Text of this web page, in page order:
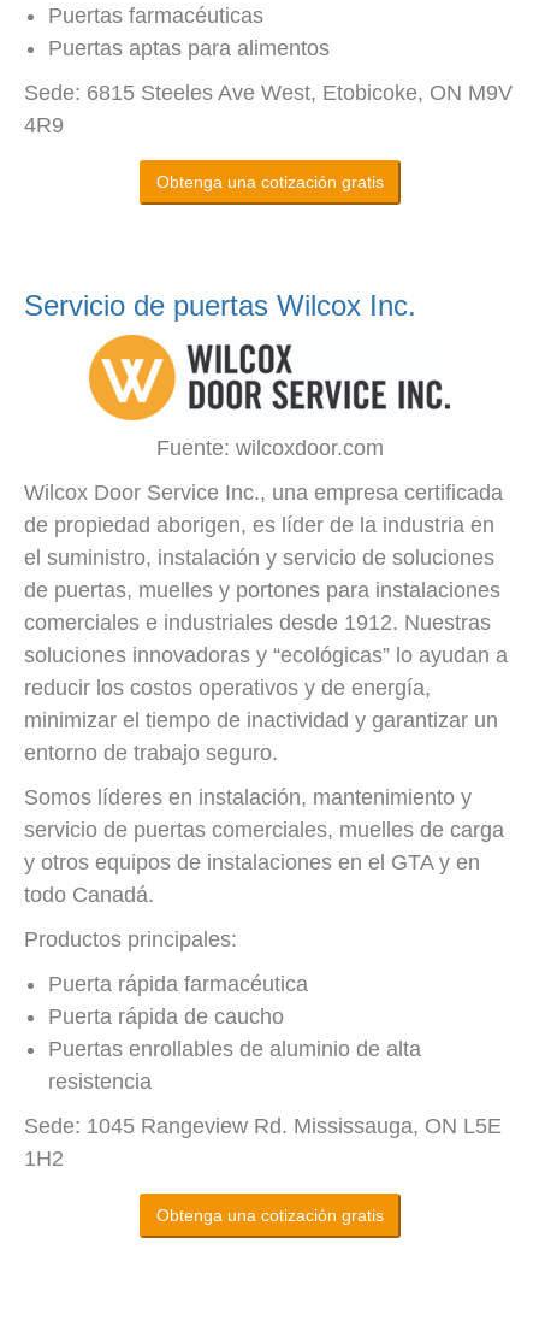
Puertas farmacéuticas
Puertas aptas para alimentos
Sede: 6815 Steeles Ave West, Etobicoke, ON M9V
4R9
Obtenga una cotización gratis
Servicio de puertas Wilcox Inc.
Fuente: wilcoxdoor.com
Wilcox Door Service Inc., una empresa certificada
de propiedad aborigen, es líder de la industria en
el suministro, instalación y servicio de soluciones
de puertas, muelles y portones para instalaciones
comerciales e industriales desde 1912. Nuestras
soluciones innovadoras y “ecológicas” lo ayudan a
reducir los costos operativos y de energía,
minimizar el tiempo de inactividad y garantizar un
entorno de trabajo seguro.
Somos líderes en instalación, mantenimiento y
servicio de puertas comerciales, muelles de carga
y otros equipos de instalaciones en el GTA y en
todo Canadá.
Productos principales:
Puerta rápida farmacéutica
Puerta rápida de caucho
Puertas enrollables de aluminio de alta
resistencia
Sede: 1045 Rangeview Rd. Mississauga, ON L5E
1H2
Obtenga una cotización gratis